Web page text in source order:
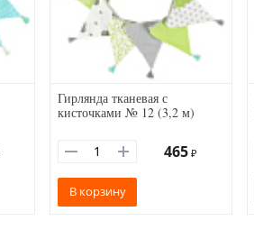
Гирлянда тканевая с
кисточками № 12 (3,2 м)
465 ₽
В корзину